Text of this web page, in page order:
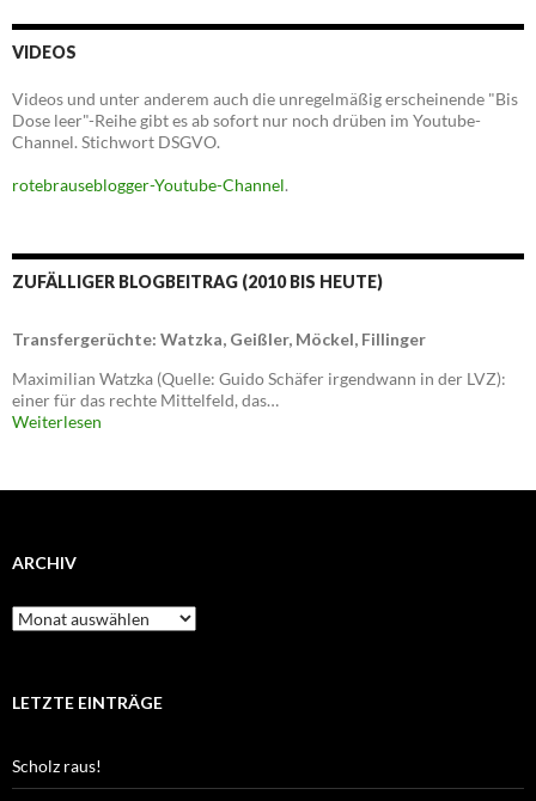
VIDEOS
Videos und unter anderem auch die unregelmäßig erscheinende "Bis
Dose leer"-Reihe gibt es ab sofort nur noch drüben im Youtube-
Channel. Stichwort DSGVO.
rotebrauseblogger-Youtube-Channel.
ZUFÄLLIGER BLOGBEITRAG (2010 BIS HEUTE)
Transfergerüchte: Watzka, Geißler, Möckel, Fillinger
Maximilian Watzka (Quelle: Guido Schäfer irgendwann in der LVZ):
einer für das rechte Mittelfeld, das…
Weiterlesen
ARCHIV
Archiv
LETZTE EINTRÄGE
Scholz raus!